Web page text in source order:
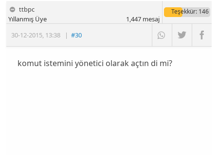
ttbpc
30-12-2015 13:38 |#30
Yıllanmış Üye
Teşekkür: 146
1,447mesaj
komut istemini yönetici olarak açtın di mi?